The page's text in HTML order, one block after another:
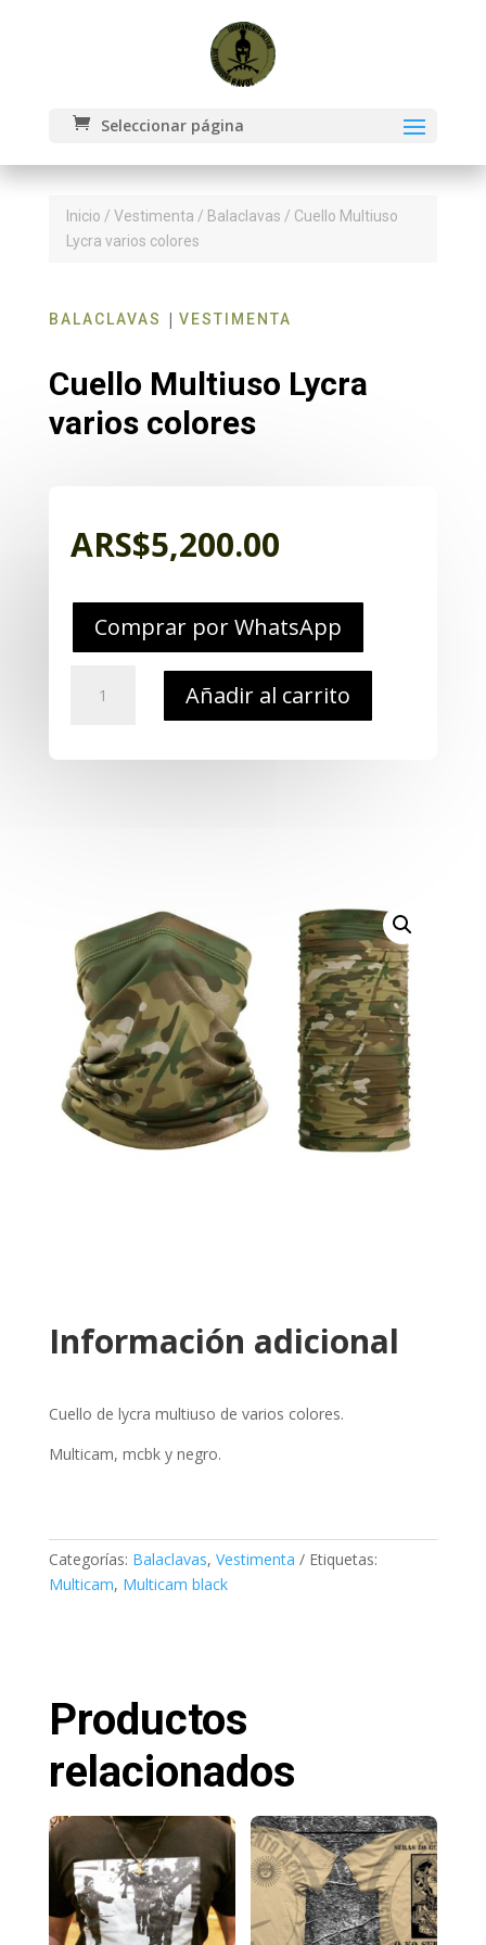
Seleccionar página
Inicio / Vestimenta / Balaclavas / Cuello Multiuso
Lycra varios colores
BALACLAVAS | VESTIMENTA
Cuello Multiuso Lycra
varios colores
ARS$5,200.00
Comprar por WhatsApp
Multiuso
Añadir al carrito
Información adicional
Cuello de lycra multiuso de varios colores.
Multicam, mcbk y negro.
Categorías: Balaclavas, Vestimenta
Etiquetas:
Multicam, Multicam black
Productos
relacionados